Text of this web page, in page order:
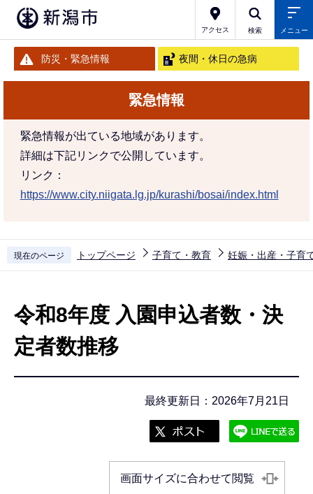
アクセス 検索 メニュー
防災・緊急情報 夜間・休日の急病
緊急情報
緊急情報が出ている地域があります。
詳細は下記リンクで公開しています。
リンク：
https://www.city.niigata.lg.jp/kurashi/bosai/index.html
現在のページ トップページ 子育て・教育 妊娠・出産・子育
令和8年度 入園申込者数・決
定者数推移
最終更新日：2026年7月21日
画面サイズに合わせて閲覧